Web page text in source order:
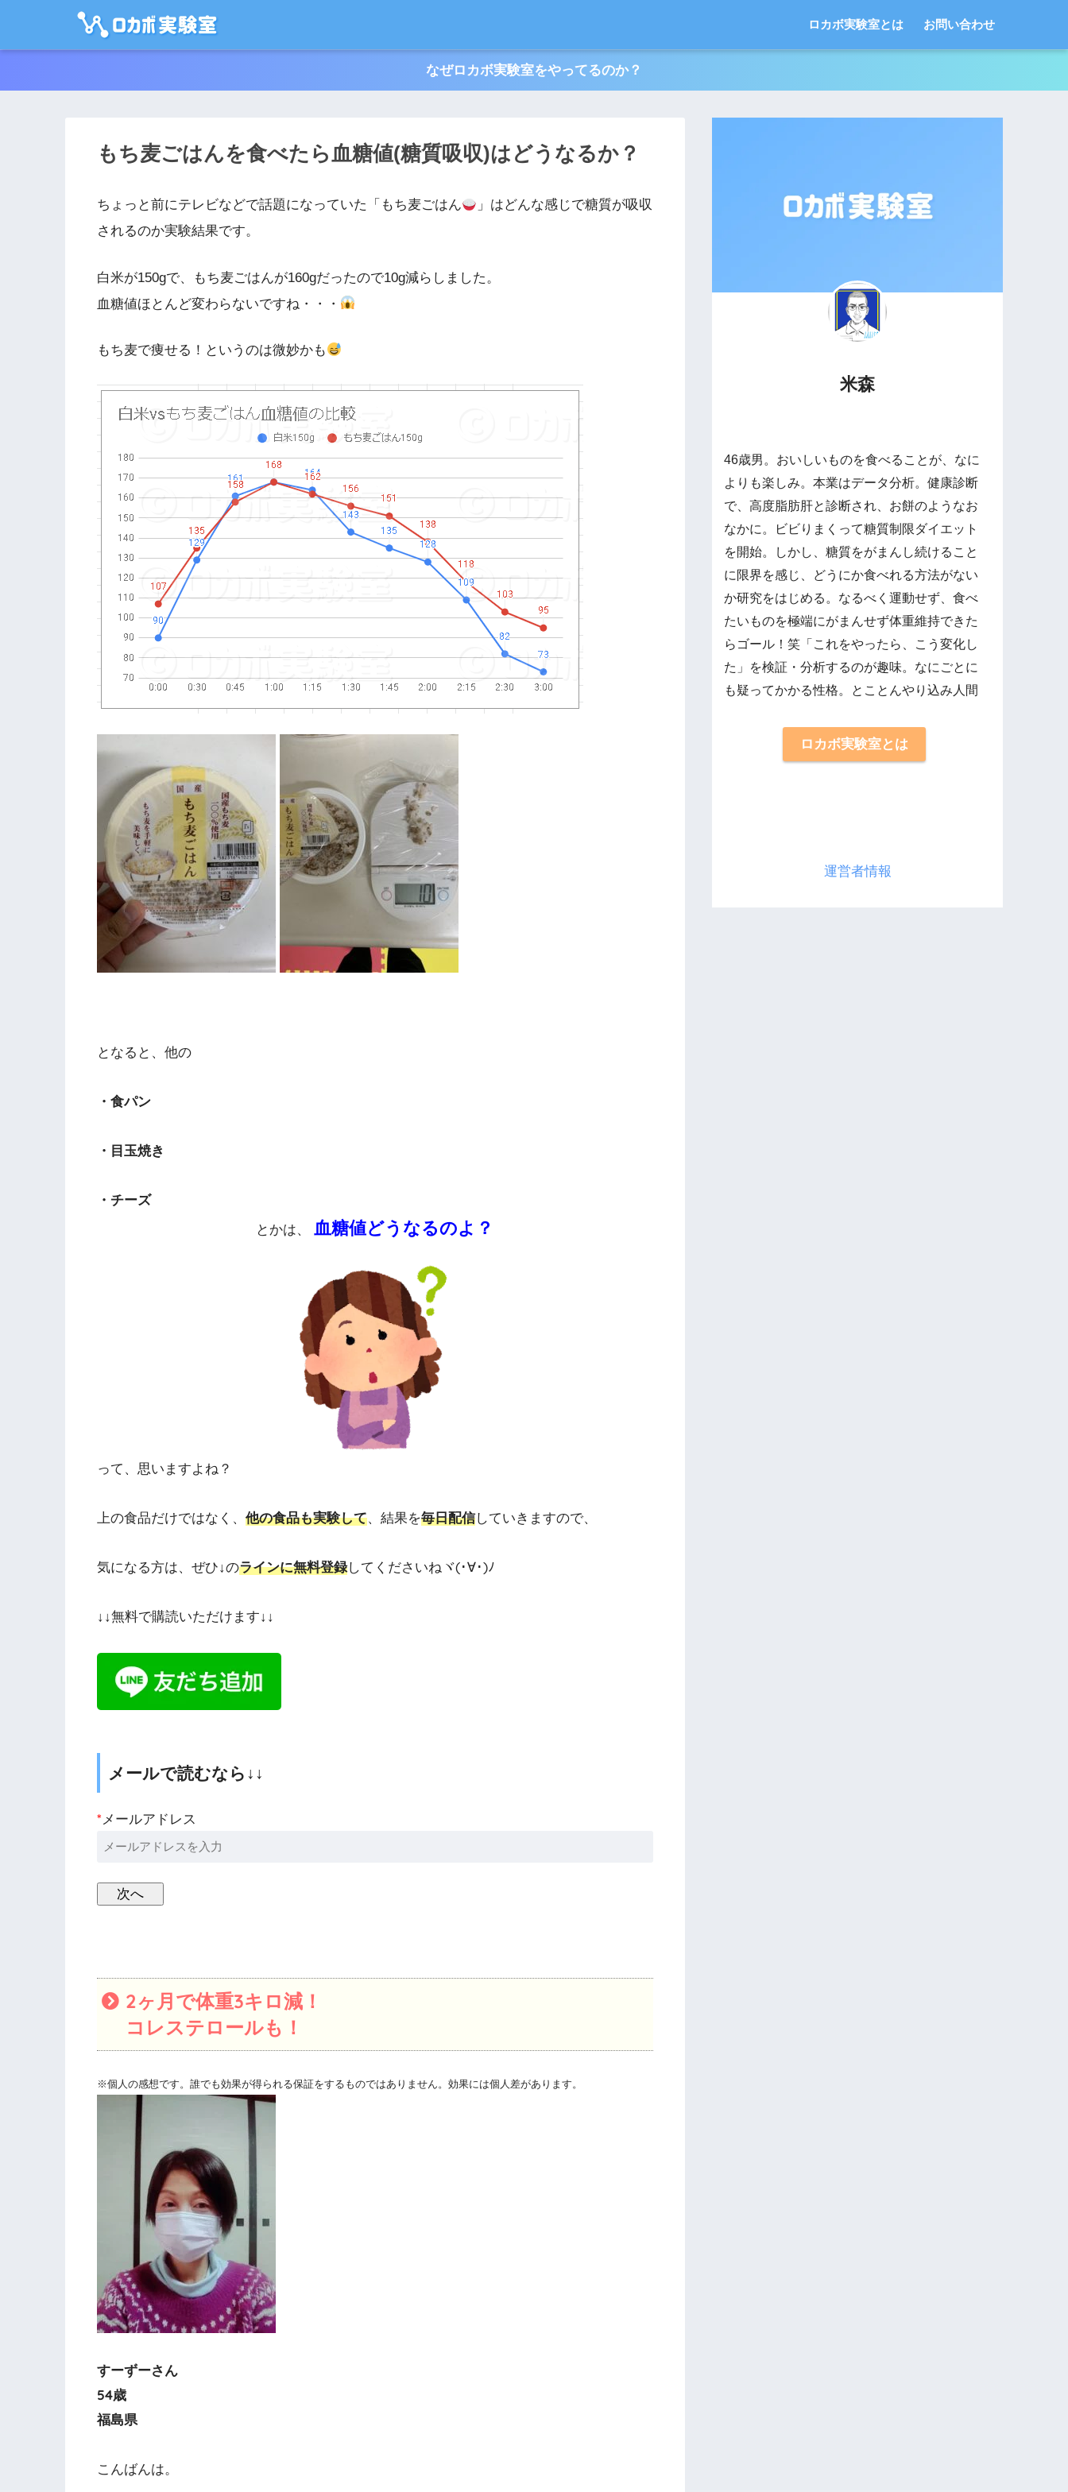
ロカボ実験室とは お問い合わせ
なぜロカボ実験室をやってるのか？
もち麦ごはんを食べたら血糖値(糖質吸収)はどうなるか？
ちょっと前にテレビなどで話題になっていた「もち麦ごはん
」はどんな感じで糖質が吸収
されるのか実験結果です。
白米が150gで、もち麦ごはんが160gだったので10g減らしました。
血糖値ほとんど変わらないですね・・・
もち麦で痩せる！というのは微妙かも
となると、他の
・食パン
・目玉焼き
・チーズ
とかは、 血糖値どうなるのよ？
って、思いますよね？
上の食品だけではなく、 他の食品も実験して、結果を毎日配信していきますので、
気になる方は、ぜひ↓のラインに無料登録してくださいねヾ(･∀･)ﾉ
↓↓無料で購読いただけます↓↓
メールで読むなら↓↓
* メールアドレス
2ヶ月で体重3キロ減！
コレステロールも！
※個人の感想です。誰でも効果が得られる保証をするものではありません。効果には個人差があります。
すーずーさん
54歳
福島県
こんばんは。
米森
46歳男。おいしいものを食べることが、なに
よりも楽しみ。本業はデータ分析。健康診断
で、高度脂肪肝と診断され、お餅のようなお
なかに。ビビりまくって糖質制限ダイエット
を開始。しかし、糖質をがまんし続けること
に限界を感じ、どうにか食べれる方法がない
か研究をはじめる。なるべく運動せず、食べ
たいものを極端にがまんせず体重維持できた
らゴール！笑「これをやったら、こう変化し
た」を検証・分析するのが趣味。なにごとに
も疑ってかかる性格。とことんやり込み人間
ロカボ実験室とは
運営者情報